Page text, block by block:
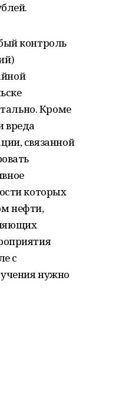
контроль
Кроме
вреда
связанной
которых
нефти,
с
нужно